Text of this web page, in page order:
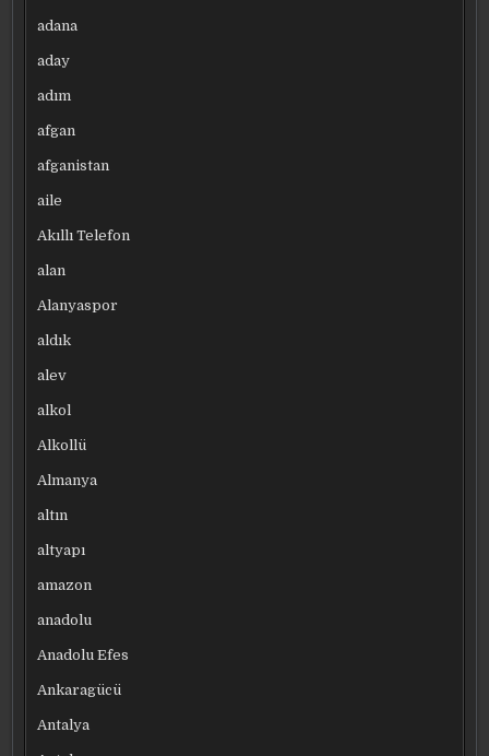
adana
aday
adım
afgan
afganistan
aile
Akıllı Telefon
alan
Alanyaspor
aldık
alev
alkol
Alkollü
Almanya
altın
altyapı
amazon
anadolu
Anadolu Efes
Ankaragücü
Antalya